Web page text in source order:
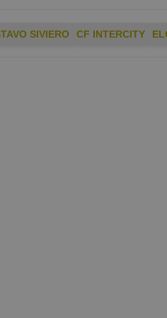
SIVIERO CF INTERCITY